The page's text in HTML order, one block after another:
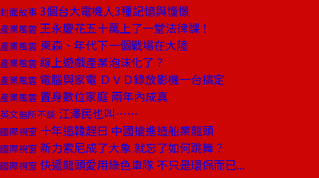
封面故事 3個台大電機人3種記憶與憧憬
產業風雲 王永慶花五十萬上了一堂法律課！
產業風雲 東森、年代下一個戰場在大陸
產業風雲 線上遊戲產業泡沫化了？
產業風雲 電腦與家電 ＤＶＤ錄放影機一台搞定
產業風雲 置身數位家庭 兩年內成真
英文無所不談 江澤民也叫……
國際視窗 十年追韓趕日 中國搶進造船業龍頭
國際視窗 新力索尼成了大象 就忘了如何跳舞？
國際視窗 快遞龍頭愛用綠色車隊 不只是環保而已...